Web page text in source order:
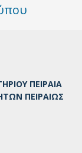
ΠΕΙΡΑΙΑ
ΠΕΙΡΑΙΩΣ